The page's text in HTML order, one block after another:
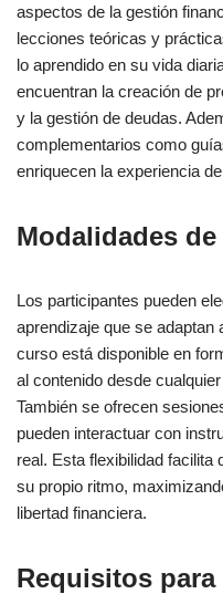
aspectos de la gestión
lecciones teóricas y
lo aprendido en su vida
encuentran la creación de
y la gestión de deudas.
complementarios como
enriquecen la experiencia
Modalidades
Los participantes pueden
aprendizaje que se
curso está disponible en
al contenido desde
También se ofrecen
pueden interactuar con
real. Esta flexibilidad facilita
su propio ritmo,
libertad financiera.
Requisitos